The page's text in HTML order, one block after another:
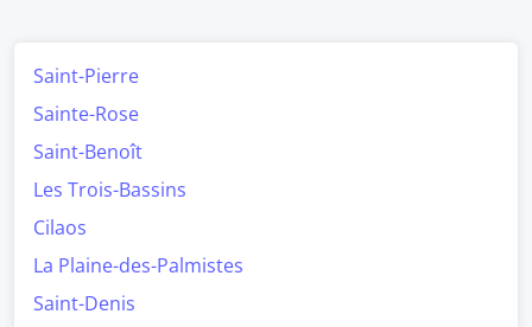
Saint-Pierre
Sainte-Rose
Saint-Benoît
Les Trois-Bassins
Cilaos
La Plaine-des-Palmistes
Saint-Denis